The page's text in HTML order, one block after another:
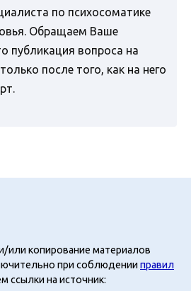
по психосоматике
Обращаем Ваше
публикация вопроса на
после того, как на него
или копирование материалов
при соблюденииправил
ссылки на источник: